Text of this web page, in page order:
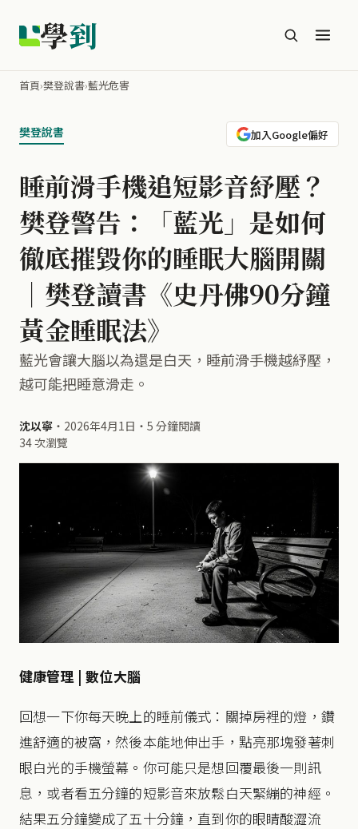
學到
首頁›樊登說書›藍光危害
樊登說書 加入Google偏好
睡前滑手機追短影音紓壓？
樊登警告：「藍光」是如何
徹底摧毀你的睡眠大腦開關
｜樊登讀書《史丹佛90分鐘
黃金睡眠法》
藍光會讓大腦以為還是白天，睡前滑手機越紓壓，
越可能把睡意滑走。
沈以寧 ・ 2026年4月1日 ・ 5 分鐘閱讀
34 次瀏覽
健康管理 | 數位大腦
回想一下你每天晚上的睡前儀式：關掉房裡的燈，鑽
進舒適的被窩，然後本能地伸出手，點亮那塊發著刺
眼白光的手機螢幕。你可能只是想回覆最後一則訊
息，或者看五分鐘的短影音來放鬆白天緊繃的神經。
結果五分鐘變成了五十分鐘，直到你的眼睛酸澀流